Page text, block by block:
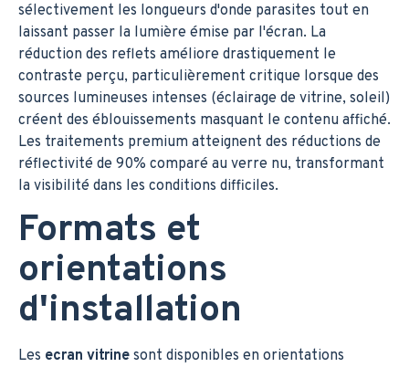
sélectivement les longueurs d'onde parasites tout en
laissant passer la lumière émise par l'écran. La
réduction des reflets améliore drastiquement le
contraste perçu, particulièrement critique lorsque des
sources lumineuses intenses (éclairage de vitrine, soleil)
créent des éblouissements masquant le contenu affiché.
Les traitements premium atteignent des réductions de
réflectivité de 90% comparé au verre nu, transformant
la visibilité dans les conditions difficiles.
Formats et
orientations
d'installation
Les ecran vitrine sont disponibles en orientations